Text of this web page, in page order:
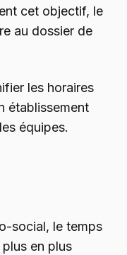
cet objectif, le
au dossier de
les horaires
établissement
équipes.
social, le temps
en plus